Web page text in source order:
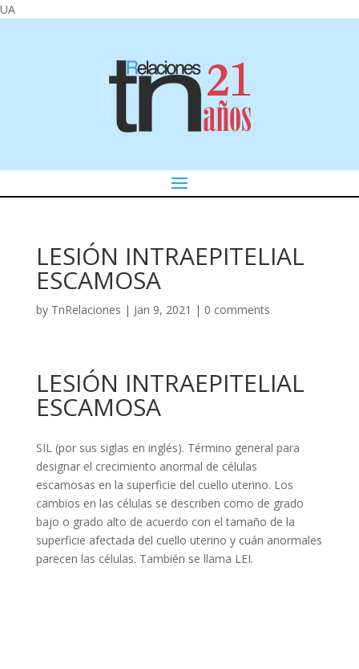
UA
LESIÓN INTRAEPITELIAL
ESCAMOSA
by TnRelaciones | Jan 9, 2021 | 0 comments
LESIÓN INTRAEPITELIAL
ESCAMOSA
SIL (por sus siglas en inglés). Término general para
designar el crecimiento anormal de células
escamosas en la superficie del cuello uterino. Los
cambios en las células se describen como de grado
bajo o grado alto de acuerdo con el tamaño de la
superficie afectada del cuello uterino y cuán anormales
parecen las células. También se llama LEI.